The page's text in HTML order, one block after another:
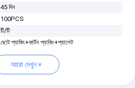
45 দিন
100PCS
টি/টি
ছোট প্যাকিং+কার্টন প্যাকিং+প্যালেট
আরো দেখুন